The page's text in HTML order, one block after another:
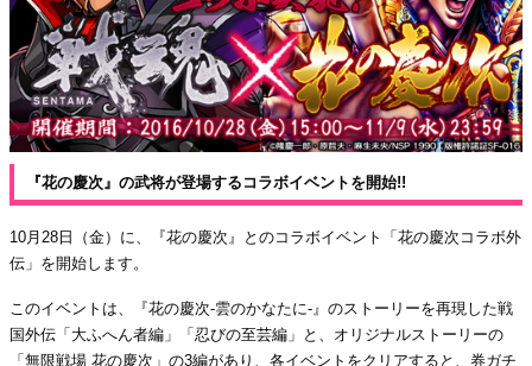
『花の慶次』の武将が登場するコラボイベントを開始!!
10月28日（金）に、『花の慶次』とのコラボイベント「花の慶次コラボ外
伝」を開始します。
このイベントは、『花の慶次-雲のかなたに-』のストーリーを再現した戦
国外伝「大ふへん者編」「忍びの至芸編」と、オリジナルストーリーの
「無限戦場 花の慶次」の3編があり、各イベントをクリアすると、券ガチ